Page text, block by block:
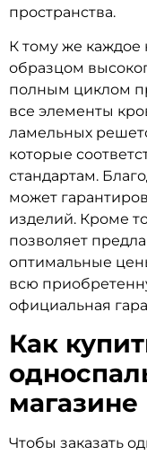
пространства.
К тому же каждое
образцом
полным циклом
все элементы
ламельных
которые
стандартам.
может
изделий. Кроме
позволяет
оптимальные
всю
официальная
Как
магазине
Чтобы заказать